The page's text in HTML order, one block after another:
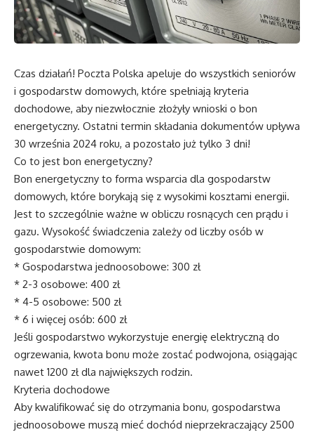
Czas działań! Poczta Polska apeluje do wszystkich seniorów
i gospodarstw domowych, które spełniają kryteria
dochodowe, aby niezwłocznie złożyły wnioski o bon
energetyczny. Ostatni termin składania dokumentów upływa
30 września 2024 roku, a pozostało już tylko 3 dni!
Co to jest bon energetyczny?
Bon energetyczny to forma wsparcia dla gospodarstw
domowych, które borykają się z wysokimi kosztami energii.
Jest to szczególnie ważne w obliczu rosnących cen prądu i
gazu. Wysokość świadczenia zależy od liczby osób w
gospodarstwie domowym:
* Gospodarstwa jednoosobowe: 300 zł
* 2-3 osobowe: 400 zł
* 4-5 osobowe: 500 zł
* 6 i więcej osób: 600 zł
Jeśli gospodarstwo wykorzystuje energię elektryczną do
ogrzewania, kwota bonu może zostać podwojona, osiągając
nawet 1200 zł dla największych rodzin.
Kryteria dochodowe
Aby kwalifikować się do otrzymania bonu, gospodarstwa
jednoosobowe muszą mieć dochód nieprzekraczający 2500